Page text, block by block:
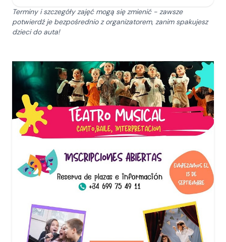
Terminy i szczegóły zajęć mogą się zmienić - zawsze
potwierdź je bezpośrednio z organizatorem, zanim spakujesz
dzieci do auta!